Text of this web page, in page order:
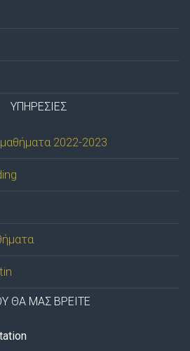
ΥΠΗΡΕΣΊΕΣ
2022-2023
ΘΑ ΜΑΣ ΒΡΕΙΤΕ